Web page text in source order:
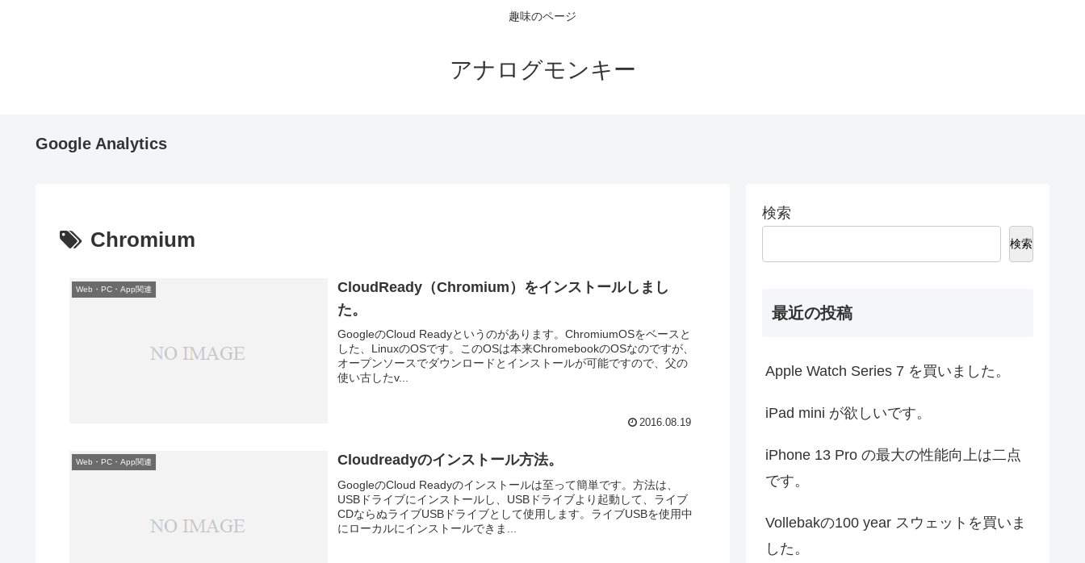
趣味のページ
アナログモンキー
Google Analytics
Chromium
Web・PC・App関連
CloudReady（Chromium）をインストールしまし
た。
GoogleのCloud Readyというのがあります。ChromiumOSをベースと
した、LinuxのOSです。このOSは本来ChromebookのOSなのですが、
オープンソースでダウンロードとインストールが可能ですので、父の
使い古したv...
2016.08.19
Web・PC・App関連 Cloudreadyのインストール方法。
GoogleのCloud Readyのインストールは至って簡単です。方法は、
USBドライブにインストールし、USBドライブより起動して、ライブ
CDならぬライブUSBドライブとして使用します。ライブUSBを使用中
にローカルにインストールできま...
検索
検索
最近の投稿
Apple Watch Series 7 を買いました。
iPad mini が欲しいです。
iPhone 13 Pro の最大の性能向上は二点
です。
Vollebakの100 year スウェットを買いま
した。